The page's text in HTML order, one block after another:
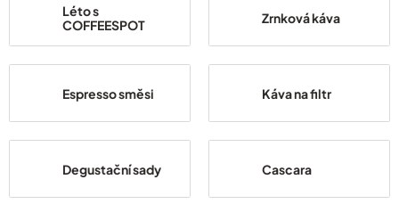
Léto s
COFFEESPOT
Zrnková káva
Espresso směsi Káva na filtr
Degustační sady Cascara